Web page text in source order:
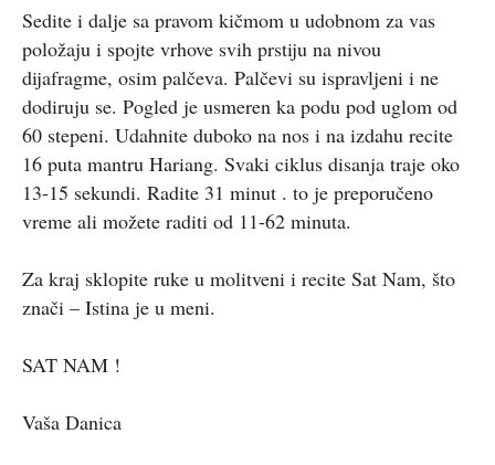
Sedite i dalje sa pravom kičmom u udobnom za vas
položaju i spojte vrhove svih prstiju na nivou
dijafragme, osim palčeva. Palčevi su ispravljeni i ne
dodiruju se. Pogled je usmeren ka podu pod uglom od
60 stepeni. Udahnite duboko na nos i na izdahu recite
16 puta mantru Hariang. Svaki ciklus disanja traje oko
13-15 sekundi. Radite 31 minut . to je preporučeno
vreme ali možete raditi od 11-62 minuta.
Za kraj sklopite ruke u molitveni i recite Sat Nam, što
znači – Istina je u meni.
SAT NAM !
Vaša Danica